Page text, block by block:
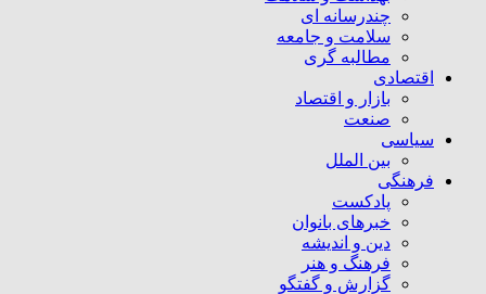
چندرسانه ای
سلامت و جامعه
مطالبه گری
اقتصادی
بازار و اقتصاد
صنعت
سیاسی
بین الملل
فرهنگی
پادکست
خبرهای بانوان
دین و اندیشه
فرهنگ و هنر
گزارش و گفتگو